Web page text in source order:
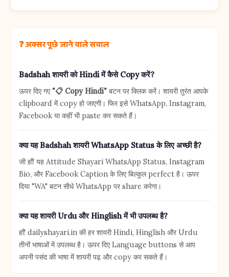
❓ अक्सर पूछे जाने वाले सवाल
Badshah शायरी को Hindi में कैसे Copy करें?
ऊपर दिए गए "📋 Copy Hindi" बटन पर क्लिक करें। शायरी तुरंत आपके
clipboard में copy हो जाएगी। फिर इसे WhatsApp, Instagram,
Facebook या कहीं भी paste कर सकते हैं।
क्या यह Badshah शायरी WhatsApp Status के लिए अच्छी है?
जी हाँ! यह Attitude Shayari WhatsApp Status, Instagram
Bio, और Facebook Caption के लिए बिल्कुल perfect है। ऊपर
दिया "WA" बटन सीधे WhatsApp पर share करेगा।
क्या यह शायरी Urdu और Hinglish में भी उपलब्ध है?
हाँ! dailyshayari.in की हर शायरी Hindi, Hinglish और Urdu
तीनों भाषाओं में उपलब्ध है। ऊपर दिए Language buttons से आप
अपनी पसंद की भाषा में शायरी पढ़ और copy कर सकते हैं।